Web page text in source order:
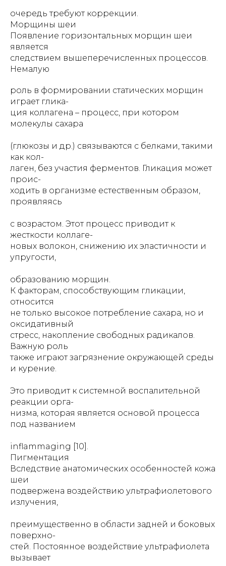
очередь требуют коррекции.
Морщины шеи
Появление горизонтальных морщин шеи
является
следствием вышеперечисленных процессов.
Немалую
роль в формировании статических морщин
играет глика-
ция коллагена – процесс, при котором
молекулы сахара
(глюкозы и др.) связываются с белками, такими
как кол-
лаген, без участия ферментов. Гликация может
проис-
ходить в организме естественным образом,
проявляясь
с возрастом. Этот процесс приводит к
жесткости коллаге-
новых волокон, снижению их эластичности и
упругости,
образованию морщин.
К факторам, способствующим гликации,
относится
не только высокое потребление сахара, но и
оксидативный
стресс, накопление свободных радикалов.
Важную роль
также играют загрязнение окружающей среды
и курение.
Это приводит к системной воспалительной
реакции орга-
низма, которая является основой процесса
под названием
inflammaging [10].
Пигментация
Вследствие анатомических особенностей кожа
шеи
подвержена воздействию ультрафиолетового
излучения,
преимущественно в области задней и боковых
поверхно-
стей. Постоянное воздействие ультрафиолета
вызывает